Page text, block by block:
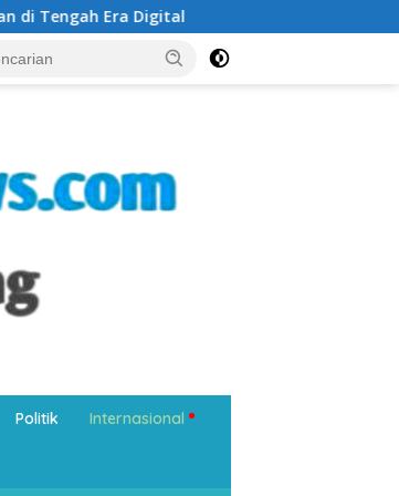
Silaturahmi di Masjid Tangkuban Perahu,
Politik Internasional